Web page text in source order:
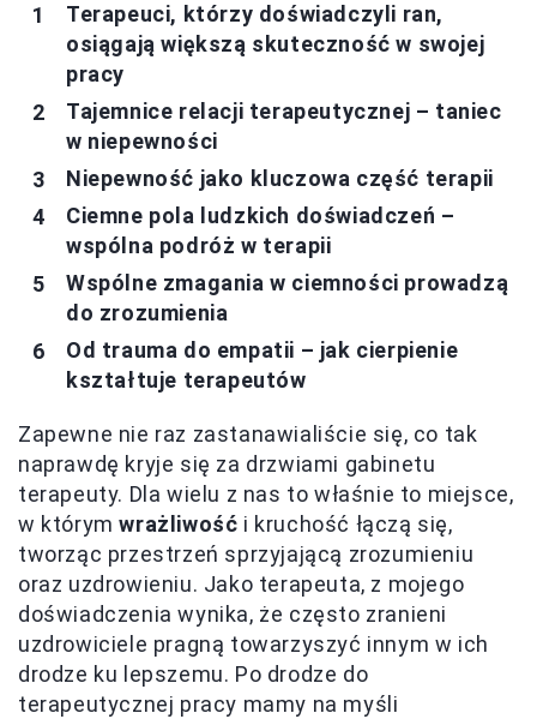
Terapeuci, którzy doświadczyli ran,
osiągają większą skuteczność w swojej
pracy
Tajemnice relacji terapeutycznej – taniec
w niepewności
Niepewność jako kluczowa część terapii
Ciemne pola ludzkich doświadczeń –
wspólna podróż w terapii
Wspólne zmagania w ciemności prowadzą
do zrozumienia
Od trauma do empatii – jak cierpienie
kształtuje terapeutów
Zapewne nie raz zastanawialiście się, co tak
naprawdę kryje się za drzwiami gabinetu
terapeuty. Dla wielu z nas to właśnie to miejsce,
w którymwrażliwość i kruchość łączą się,
tworząc przestrzeń sprzyjającą zrozumieniu
oraz uzdrowieniu. Jako terapeuta, z mojego
doświadczenia wynika, że często zranieni
uzdrowiciele pragną towarzyszyć innym w ich
drodze ku lepszemu. Po drodze do
terapeutycznej pracy mamy na myśli